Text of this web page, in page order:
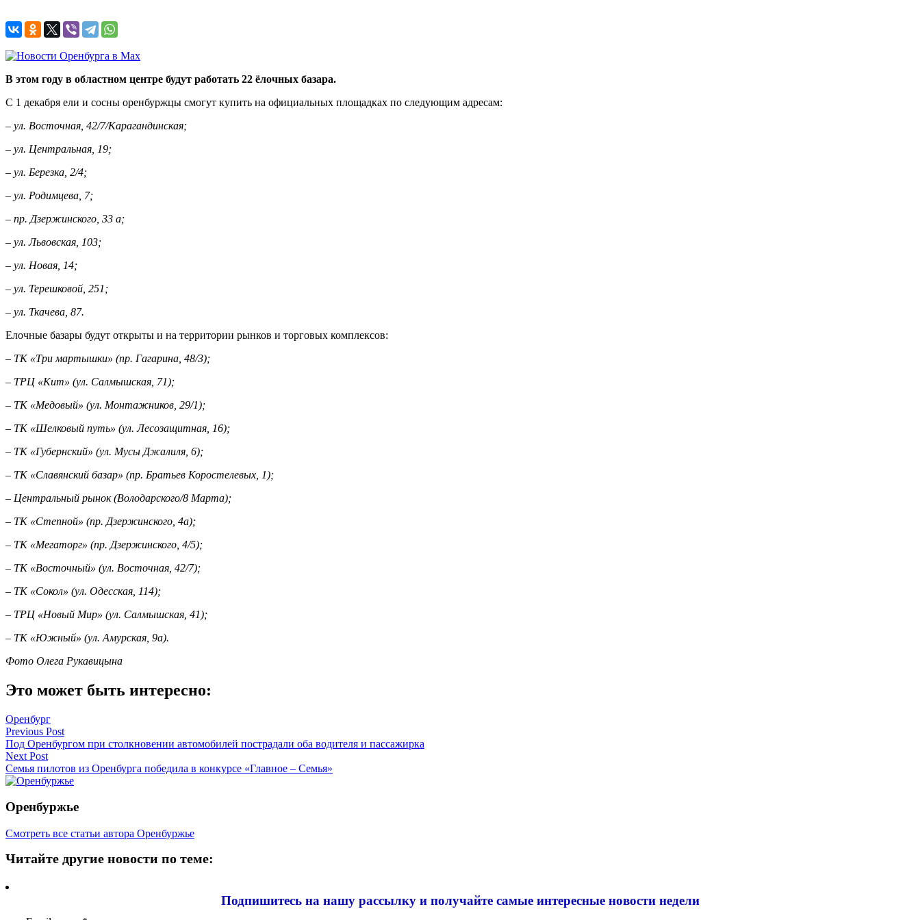
В этом году в областном центре будут работать 22 ёлочных базара.
С 1 декабря ели и сосны оренбуржцы смогут купить на официальных площадках по следующим адресам:
– ул. Восточная, 42/7/Карагандинская;
– ул. Центральная, 19;
– ул. Березка, 2/4;
– ул. Родимцева, 7;
– пр. Дзержинского, 33 а;
– ул. Львовская, 103;
– ул. Новая, 14;
– ул. Терешковой, 251;
– ул. Ткачева, 87.
Елочные базары будут открыты и на территории рынков и торговых комплексов:
– ТК «Три мартышки» (пр. Гагарина, 48/3);
– ТРЦ «Кит» (ул. Салмышская, 71);
– ТК «Медовый» (ул. Монтажников, 29/1);
– ТК «Шелковый путь» (ул. Лесозащитная, 16);
– ТК «Губернский» (ул. Мусы Джалиля, 6);
– ТК «Славянский базар» (пр. Братьев Коростелевых, 1);
– Центральный рынок (Володарского/8 Марта);
– ТК «Степной» (пр. Дзержинского, 4а);
– ТК «Мегаторг» (пр. Дзержинского, 4/5);
– ТК «Восточный» (ул. Восточная, 42/7);
– ТК «Сокол» (ул. Одесская, 114);
– ТРЦ «Новый Мир» (ул. Салмышская, 41);
– ТК «Южный» (ул. Амурская, 9а).
Фото Олега Рукавицына
Это может быть интересно:
Оренбург
Навигация
по
записям
Previous Post
Под Оренбургом при столкновении автомобилей пострадали оба водителя и пассажирка
Next Post
Семья пилотов из Оренбурга победила в конкурсе «Главное – Семья»
Оренбуржье
Смотреть все статьи автора Оренбуржье
Читайте другие новости по теме:
Подпишитесь на нашу рассылку и получайте самые интересные новости недели